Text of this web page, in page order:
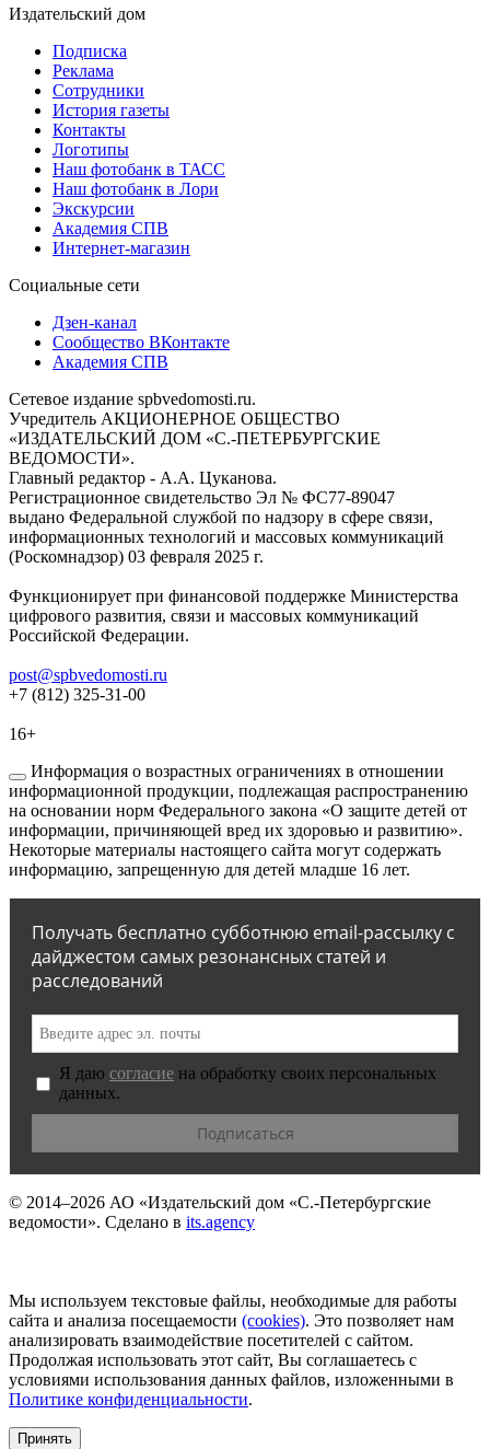
Издательский дом
Подписка
Реклама
Сотрудники
История газеты
Контакты
Логотипы
Наш фотобанк в ТАСС
Наш фотобанк в Лори
Экскурсии
Академия СПВ
Интернет-магазин
Социальные сети
Дзен-канал
Сообщество ВКонтакте
Академия СПВ
Сетевое издание spbvedomosti.ru.
Учредитель АКЦИОНЕРНОЕ ОБЩЕСТВО
«ИЗДАТЕЛЬСКИЙ ДОМ «С.-ПЕТЕРБУРГСКИЕ
ВЕДОМОСТИ».
Главный редактор - А.А. Цуканова.
Регистрационное свидетельство Эл № ФС77-89047
выдано Федеральной службой по надзору в сфере связи,
информационных технологий и массовых коммуникаций
(Роскомнадзор) 03 февраля 2025 г.
Функционирует при финансовой поддержке Министерства
цифрового развития, связи и массовых коммуникаций
Российской Федерации.
post@spbvedomosti.ru
+7 (812) 325-31-00
16+
Информация о возрастных ограничениях в отношении
информационной продукции, подлежащая распространению
на основании норм Федерального закона «О защите детей от
информации, причиняющей вред их здоровью и развитию».
Некоторые материалы настоящего сайта могут содержать
информацию, запрещенную для детей младше 16 лет.
Получать бесплатно субботнюю email-рассылку с
дайджестом самых резонансных статей и
расследований
Я даю согласие на обработку своих персональных
данных.
© 2014–2026 АО «Издательский дом «С.-Петербургские
ведомости». Сделано в its.agency
Мы используем текстовые файлы, необходимые для работы
сайта и анализа посещаемости (сookies). Это позволяет нам
анализировать взаимодействие посетителей с сайтом.
Продолжая использовать этот сайт, Вы соглашаетесь с
условиями использования данных файлов, изложенными в
Политике конфиденциальности.
Принять